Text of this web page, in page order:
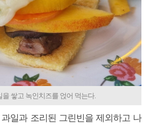
쌓고 녹인치즈를 얹어 먹는다.
일과 조리된 그린빈을 제외하고 나